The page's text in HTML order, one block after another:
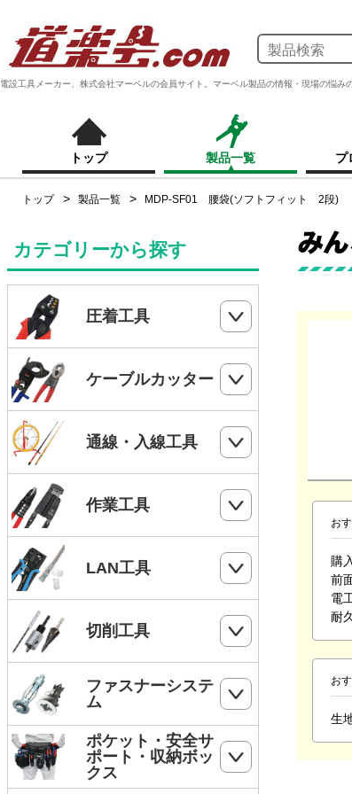
電設工具メーカー、株式会社マーベルの会員サイト。マーベル製品の情報・現場の悩み
トップ 製品一覧 プ
トップ 製品一覧 MDP-SF01 腰袋(ソフトフィット 2段)
お
購
前
電
耐
お
生
カテゴリーから探す
圧着工具
ハンドプレス
電気工事士技能試験工具セット
手動油圧圧着工具
MC4端子用圧着工具
フェルール端子 圧着工具
ケーブルカッター
ケーブルカッター
ワイヤーカッター
ハードカッター
通線・入線工具
スネークラインシリーズ
Jetラインシリーズ
通線収納ケース
ジョイントライン
スーパーカーボン
スーパースネーク
スーパーイエロー
バケットランナー
作業工具
切断・パンチ
ストリッパー
電工ペンチ
カッター
電工ナイフ
電工レンチ/ダクトレンチハンマー
電気工事用鋏
LAN工具
モジュラー圧着工具
LANケーブルストリッパー
モジュラープラグ
モジュラープラグカバー
LANツールキット
切削工具
ドリル
DPドリル
ファスナーシステ
ム
コンクリート・ALC用プラグ
ボードリベッター
ポケット・安全サ
ポート・収納ボッ
クス